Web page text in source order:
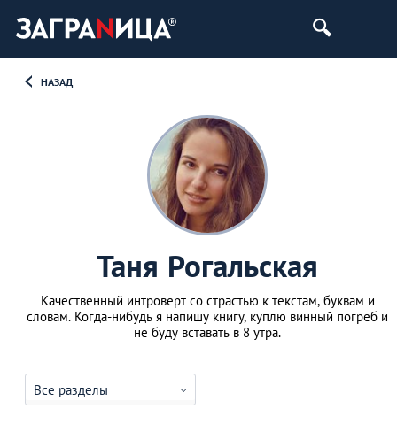
НАЗАД
Таня Рогальская
Качественный интроверт со страстью к текстам, буквам и
словам. Когда-нибудь я напишу книгу, куплю винный погреб и
не буду вставать в 8 утра.
Все разделы